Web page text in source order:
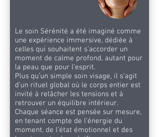
Le soin Sérénité a été imaginé comme
une expérience immersive, dédiée à
celles qui souhaitent s’accorder un
moment de calme profond, autant pour
la peau que pour l’esprit.
Plus qu’un simple soin visage, il s’agit
d’un rituel global où le corps entier est
invité à relâcher les tensions et à
retrouver un équilibre intérieur.
Chaque séance est pensée sur mesure,
en tenant compte de l’énergie du
moment, de l’état émotionnel et des